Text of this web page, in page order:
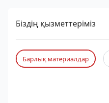
Біздің қызметтеріміз
Барлық материалдар